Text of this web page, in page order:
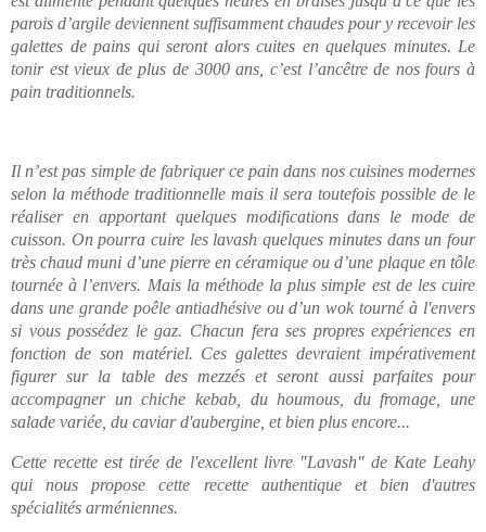
parois d’argile deviennent suffisamment chaudes pour y recevoir les
galettes de pains qui seront alors cuites en quelques minutes. Le
tonir est vieux de plus de 3000 ans, c’est l’ancêtre de nos fours à
pain traditionnels.
Il n’est pas simple de fabriquer ce pain dans nos cuisines modernes
selon la méthode traditionnelle mais il sera toutefois possible de le
réaliser en apportant quelques modifications dans le mode de
cuisson. On pourra cuire les lavash quelques minutes dans un four
très chaud muni d’une pierre en céramique ou d’une plaque en tôle
tournée à l’envers. Mais la méthode la plus simple est de les cuire
dans une grande poêle antiadhésive ou d’un wok tourné à l'envers
si vous possédez le gaz. Chacun fera ses propres expériences en
fonction de son matériel. Ces galettes devraient impérativement
figurer sur la table des mezzés et seront aussi parfaites pour
accompagner un chiche kebab, du houmous, du fromage, une
salade variée, du caviar d'aubergine, et bien plus encore...
Cette recette est tirée de l'excellent livre "Lavash" de Kate Leahy
qui nous propose cette recette authentique et bien d'autres
spécialités arméniennes.